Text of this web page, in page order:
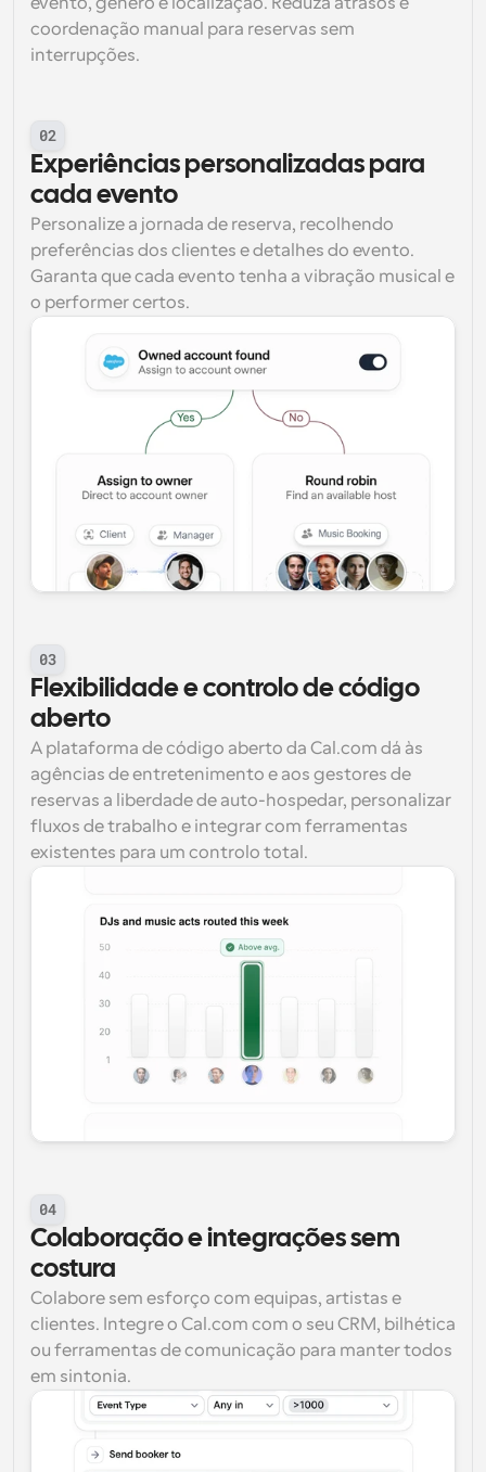
coordenação manual para reservas sem
interrupções.
02
Experiências personalizadas para
cada evento
Personalize a jornada de reserva, recolhendo
preferências dos clientes e detalhes do evento.
Garanta que cada evento tenha a vibração musical e
o performer certos.
03
Flexibilidade e controlo de código
aberto
A plataforma de código aberto da Cal.com dá às
agências de entretenimento e aos gestores de
reservas a liberdade de auto-hospedar, personalizar
fluxos de trabalho e integrar com ferramentas
existentes para um controlo total.
04
Colaboração e integrações sem
costura
Colabore sem esforço com equipas, artistas e
clientes. Integre o Cal.com com o seu CRM, bilhética
ou ferramentas de comunicação para manter todos
em sintonia.